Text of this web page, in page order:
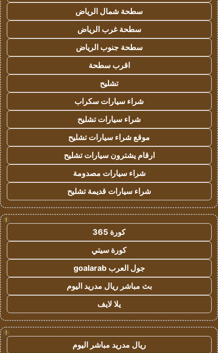
سطحة شمال الرياض
سطحة غرب الرياض
سطحة جنوب الرياض
اقرب سطحة
تشليح
شراء سيارات سكراب
شراء سيارات تشليح
موقع شراء سيارات تشليح
ارقام يشترون سيارات تشليح
شراء سيارات مصدومة
شراء سيارات قديمة تشليح
!
كورة 365
كورة سيتي
جول العرب goalarab
بث مباشر ريال مدريد اليوم
يلا لايف
!
ريال مدريد مباشر اليوم